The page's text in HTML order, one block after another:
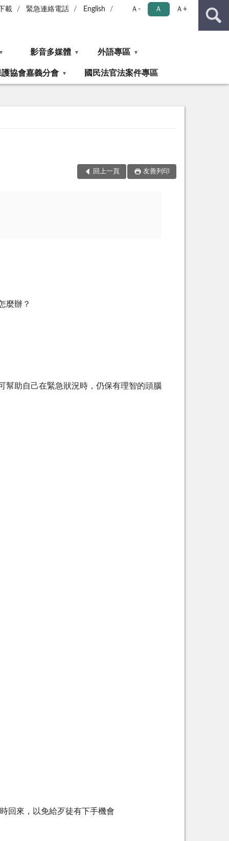
載 緊急連絡電話 English Ａ- Ａ Ａ+
影音多媒體 外語專區
協會嘉義分會 國民法官法案件專區
回上一頁 友善列印
麼辦？
幫助自己在緊急狀況時，仍保有理智的頭腦
回來，以免給歹徒有下手機會